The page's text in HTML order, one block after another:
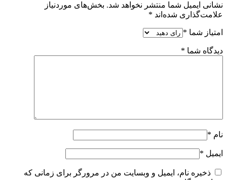
نشانی ایمیل شما منتشر نخواهد شد. بخش‌های موردنیاز
علامت‌گذاری شده‌اند *
امتیاز شما *
دیدگاه شما *
نام *
ایمیل *
ذخیره نام، ایمیل و وبسایت من در مرورگر برای زمانی که